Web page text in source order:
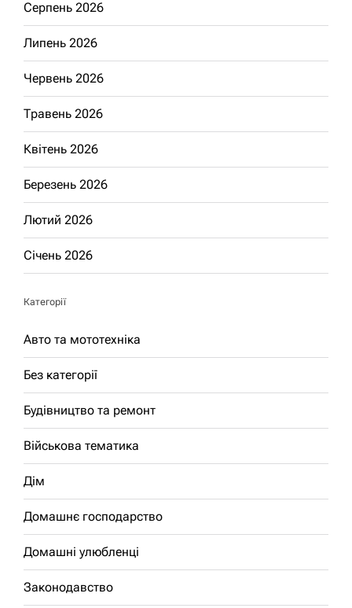
Серпень 2026
Липень 2026
Червень 2026
Травень 2026
Квітень 2026
Березень 2026
Лютий 2026
Січень 2026
Категорії
Авто та мототехніка
Без категорії
Будівництво та ремонт
Військова тематика
Дім
Домашнє господарство
Домашні улюбленці
Законодавство